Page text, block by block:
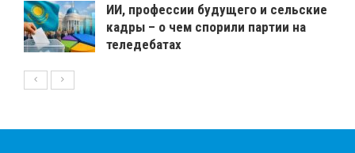
ИИ, профессии будущего и сельские
кадры – о чем спорили партии на
теледебатах